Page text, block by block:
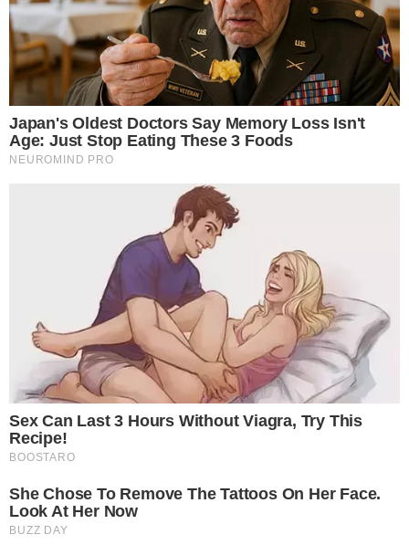
ในห้องครัว ห้องอาหาร ห้องรับแขก เราต้องหาถาดหรือตะกร้าจัด
เรียงส้มและไข่เอาไว้ และต้องมีวางอยู่บนโต๊ะอาหาร หรือตามจุด
บริเวณรับแขกอยู่เสมอ เพราะถือว่าเป็นสิ่งมงคลคอยเรียกโชคลาภ
ความสมบูรณ์ ความมีโชคดีให้แก่คนที่อาศัยอยู่ในบ้าน
9 อ ย่ า ปล่อยให้กระเป๋าเงินว่าง
ต้องไม่ใช้เงินจนเกลี้ยงกระเป๋า ในกระเป๋าเงินต้องมีเงินค้างเอาไว้อยู่
เสมอ ไม่มากก็น้อยแต่ขอให้มีติดเอาไว้ และหากเราซื้อกระเป๋าเงิน
หรือ9,000 แล้วแต่กำลังที่เรามีในตอนนั้น ให้ทำในคืนพระจันทร์เต็มด
ว ง เพื่อเป็นการเอาฤกษ์เอาชัย เรียกโชคเรียกลาภทางการเงินเข้าสู่